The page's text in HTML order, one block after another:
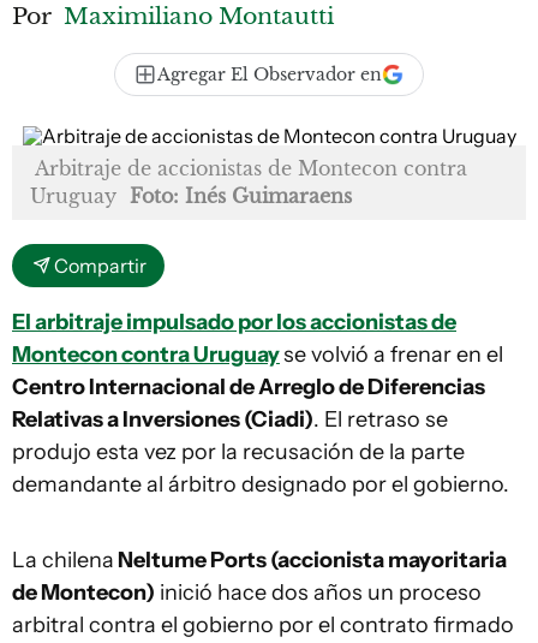
Por Maximiliano Montautti
Agregar El Observador en
Arbitraje de accionistas de Montecon contra
Uruguay Foto: Inés Guimaraens
Compartir
El arbitraje impulsado por los accionistas de
Montecon contra Uruguayse volvió a frenar en el
Centro Internacional de Arreglo de Diferencias
Relativas a Inversiones (Ciadi). El retraso se
produjo esta vez por la recusación de la parte
demandante al árbitro designado por el gobierno.
La chilena Neltume Ports (accionista mayoritaria
de Montecon) inició hace dos años un proceso
arbitral contra el gobierno por el contrato firmado